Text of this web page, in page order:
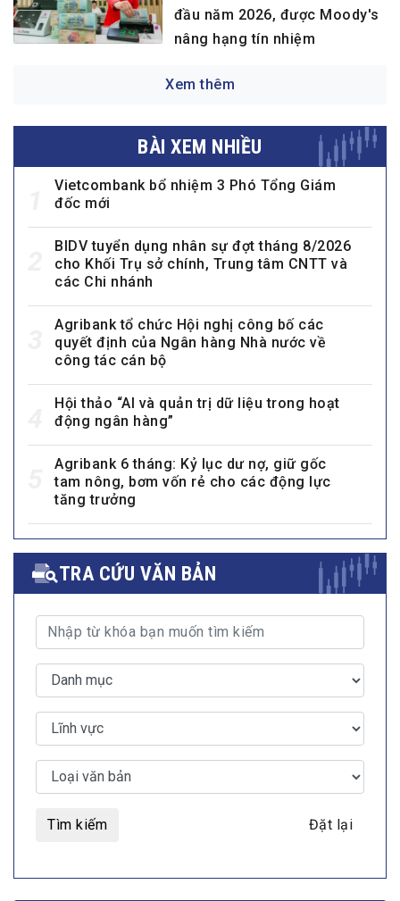
đầu năm 2026, được Moody's
nâng hạng tín nhiệm
Xem thêm
BÀI XEM NHIỀU
Vietcombank bổ nhiệm 3 Phó Tổng Giám
đốc mới
BIDV tuyển dụng nhân sự đợt tháng 8/2026
cho Khối Trụ sở chính, Trung tâm CNTT và
các Chi nhánh
Agribank tổ chức Hội nghị công bố các
quyết định của Ngân hàng Nhà nước về
công tác cán bộ
Hội thảo “AI và quản trị dữ liệu trong hoạt
động ngân hàng”
Agribank 6 tháng: Kỷ lục dư nợ, giữ gốc
tam nông, bơm vốn rẻ cho các động lực
tăng trưởng
TRA CỨU VĂN BẢN
Tìm kiếm Đặt lại